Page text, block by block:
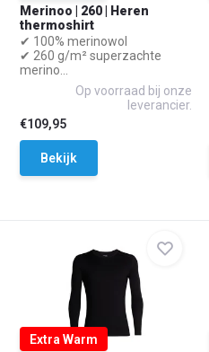
Merinoo | 260 | Heren
thermoshirt
✔ 100% merinowol
✔ 260 g/m² superzachte
merino...
Op voorraad bij onze
leverancier.
€109,95
Bekijk
Extra Warm